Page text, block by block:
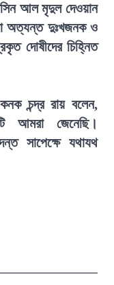
আল মৃদুল দেওয়ান
অত্যন্ত দুঃখজনক ও
দোষীদের চিহ্নিত
চন্দ্র রায় বলেন,
আমরা জেনেছি।
সাপেক্ষে যথাযথ